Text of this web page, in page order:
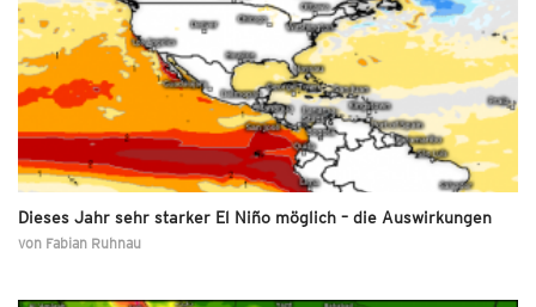
Dieses Jahr sehr starker El Niño möglich – die Auswirkungen
von Fabian Ruhnau